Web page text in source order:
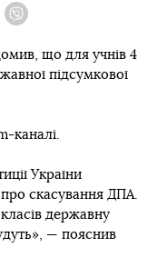
що для учнів 4
підсумкової
каналі.
України
скасування ДПА.
державну
— пояснив